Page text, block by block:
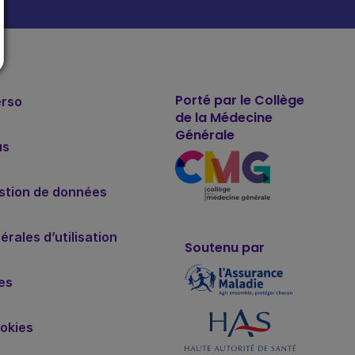
de données
d’utilisation
Porté par le Collège
de la Médecine
Générale
Soutenu par